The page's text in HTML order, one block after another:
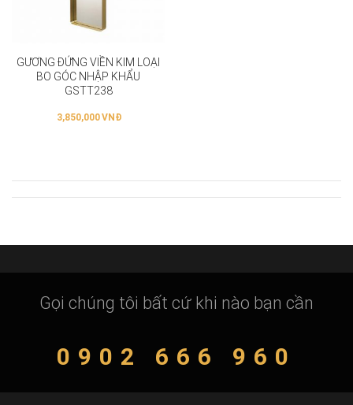
GƯƠNG ĐỨNG VIỀN KIM LOẠI
BO GÓC NHẬP KHẨU
GSTT238
3,850,000VNĐ
Gọi chúng tôi bất cứ khi nào bạn cần
0902 666 960